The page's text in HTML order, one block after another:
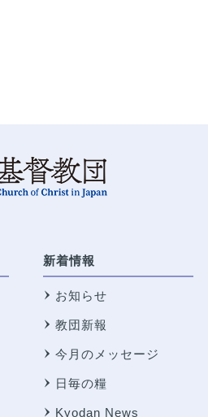
新着情報
お知らせ
教団新報
今月のメッセージ
日毎の糧
Kyodan News